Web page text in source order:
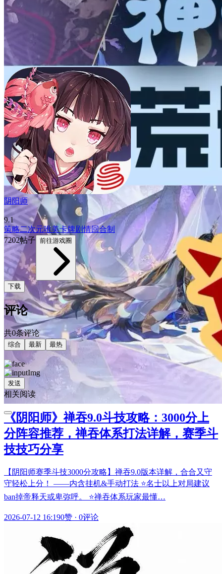
阴阳师
9.1
策略二次元唯美卡牌剧情回合制
7202帖子 前往游戏圈
下载
评论
共0条评论
综合 最新 最热
发送
相关阅读
《阴阳师》禅吞9.0斗技攻略：3000分上
分阵容推荐，禅吞体系打法详解，赛季斗
技技巧分享
【阴阳师赛季斗技3000分攻略】禅吞9.0版本详解，合合又守
守轻松上分！ ——内含挂机&手动打法 ⭐名士以上对局建议
ban掉帝释天或卑弥呼。 ⭐禅吞体系玩家最懂…
2026-07-12 16:190赞 · 0评论